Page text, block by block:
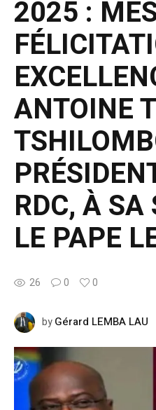
2025 :
ANTOINE
RDC, À
LE PAPE
26 0 0
byGérard LEMBA LAU